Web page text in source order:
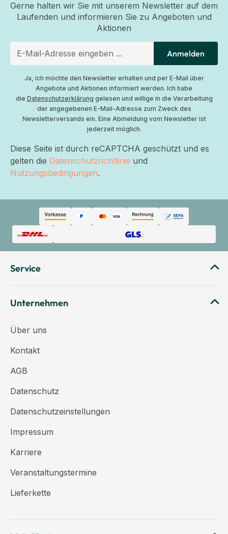
Gerne halten wir Sie mit unserem Newsletter auf dem
Laufenden und informieren Sie zu Angeboten und
Aktionen
Anmelden
Ja, ich möchte den Newsletter erhalten und per E-Mail über
Angebote und Aktionen informiert werden. Ich habe
die Datenschutzerklärung gelesen und willige in die Verarbeitung
der angegebenen E-Mail-Adresse zum Zweck des
Newsletterversands ein. Eine Abmeldung vom Newsletter ist
jederzeit möglich.
Diese Seite ist durch reCAPTCHA geschützt und es
gelten die Datenschutzrichtlinie und
Nutzungsbedingungen.
Service
Unternehmen
Über uns
Kontakt
AGB
Datenschutz
Datenschutzeinstellungen
Impressum
Karriere
Veranstaltungstermine
Lieferkette